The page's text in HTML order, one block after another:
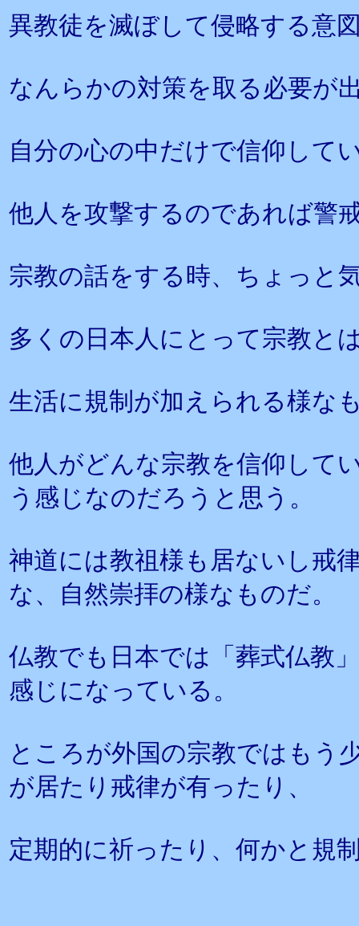
異教徒を滅ぼして侵略する意
なんらかの対策を取る必要が
自分の心の中だけで信仰して
他人を攻撃するのであれば警
宗教の話をする時、ちょっと
多くの日本人にとって宗教と
生活に規制が加えられる様な
他人がどんな宗教を信仰して
う感じなのだろうと思う。
神道には教祖様も居ないし戒
な、自然崇拝の様なものだ。
仏教でも日本では「葬式仏教
感じになっている。
ところが外国の宗教ではもう
が居たり戒律が有ったり、
定期的に祈ったり、何かと規